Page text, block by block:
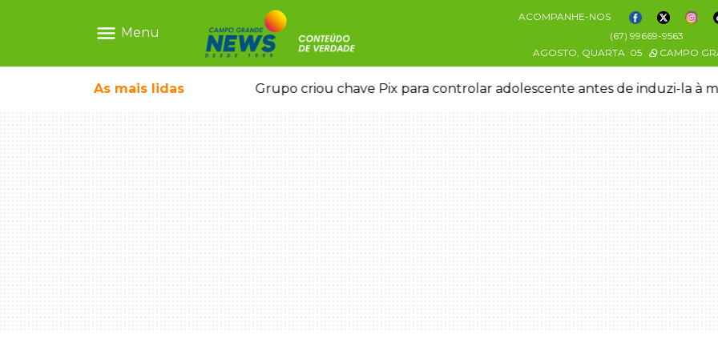
menu Menu
ACOMPANHE-NOS
(67) 99669-9563
AGOSTO, QUARTA 05 CAMPO
As mais lidas
deixou 4 mortos e 8 feridos Grupo criou chave Pix para controlar adolescente antes de induzi-la à